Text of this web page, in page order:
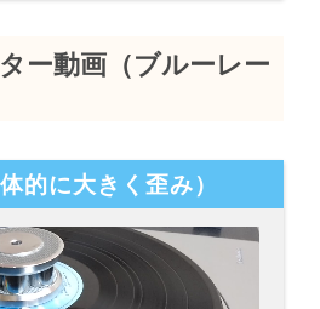
ー動画（ブルーレー
的に大きく歪み）